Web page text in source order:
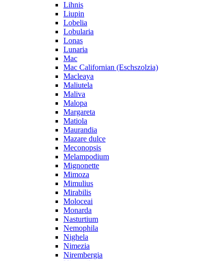
Lihnis
Liupin
Lobelia
Lobularia
Lonas
Lunaria
Mac
Mac Californian (Eschszolzia)
Macleaya
Maliutela
Maliva
Malopa
Margareta
Matiola
Maurandia
Mazare dulce
Meconopsis
Melampodium
Mignonette
Mimoza
Mimulius
Mirabilis
Moloceai
Monarda
Nasturtium
Nemophila
Nighela
Nimezia
Nirembergia